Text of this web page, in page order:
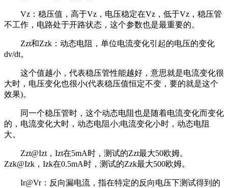
Vz：稳压值，高于Vz，电压稳定在Vz，低于Vz，稳压管
不工作，电路处于开路状态，这个参数也是最重要的。
Zzt和Zzk：动态电阻，单位电流变化引起的电压的变化
dv/dt。
这个值越小，代表稳压管性能越好，意思就是电流变化很
大时，电压变化也很小(代表稳压值恒定不变，要的就是这个
效果)。
同一个稳压管时，这个动态电阻也是随着电流变化而变化
的，电流变化大时，动态电阻小;电流变化小时，动态电阻
大。
Zzt@Izt，Izt在5mA时，测试的Zzt最大50欧姆。
Zzk@Izk，Izk在0.5mA时，测试的Zzk最大500欧姆。
Ir@Vr：反向漏电流，指在特定的反向电压下测试得到的